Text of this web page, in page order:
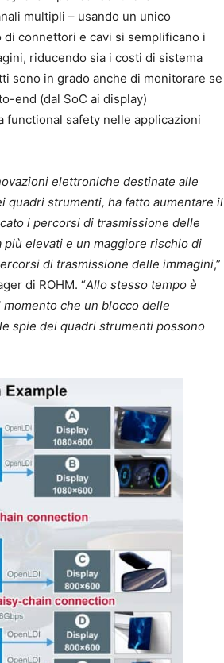
multipli – usando un unico
connettori e cavi si semplificano i
riducendo sia i costi di sistema
sono in grado anche di monitorare se
end (dal SoC ai display)
functional safety nelle applicazioni
elettroniche destinate alle
quadri strumenti, ha fatto aumentare il
i percorsi di trasmissione delle
elevati e un maggiore rischio di
di trasmissione delle immagini,”
di ROHM. “Allo stesso tempo è
che un blocco delle
spie dei quadri strumenti possono